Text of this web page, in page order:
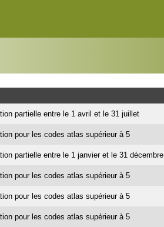
partielle entre le 1 avril et le 31 juillet
pour les codes atlas supérieur à 5
partielle entre le 1 janvier et le 31 décembre
pour les codes atlas supérieur à 5
pour les codes atlas supérieur à 5
pour les codes atlas supérieur à 5